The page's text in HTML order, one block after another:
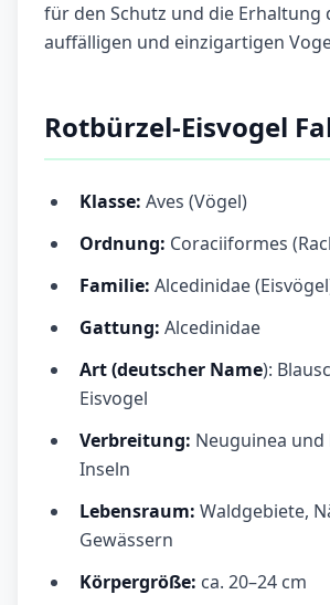
für den Schutz und die Erhaltung
auffälligen und einzigartigen
Rotbürzel-Eisvogel
Klasse: Aves (Vögel)
Ordnung: Coraciiformes
Familie: Alcedinidae
Gattung: Alcedinidae
Art (deutscher Name):
Eisvogel
Verbreitung: Neuguinea
Inseln
Lebensraum: Waldgebiete,
Gewässern
Körpergröße: ca. 20–24 cm